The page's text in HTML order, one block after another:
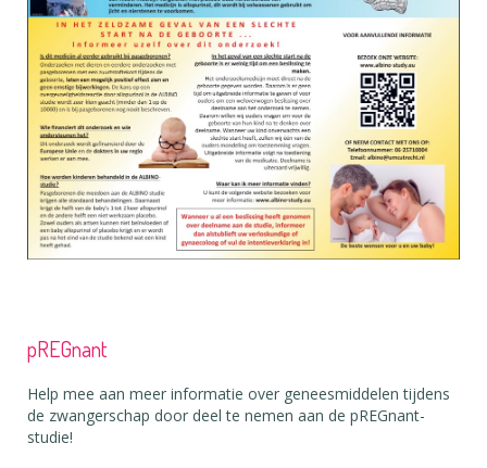
pREGnant
Help mee aan meer informatie over geneesmiddelen tijdens
de zwangerschap door deel te nemen aan de pREGnant-
studie!